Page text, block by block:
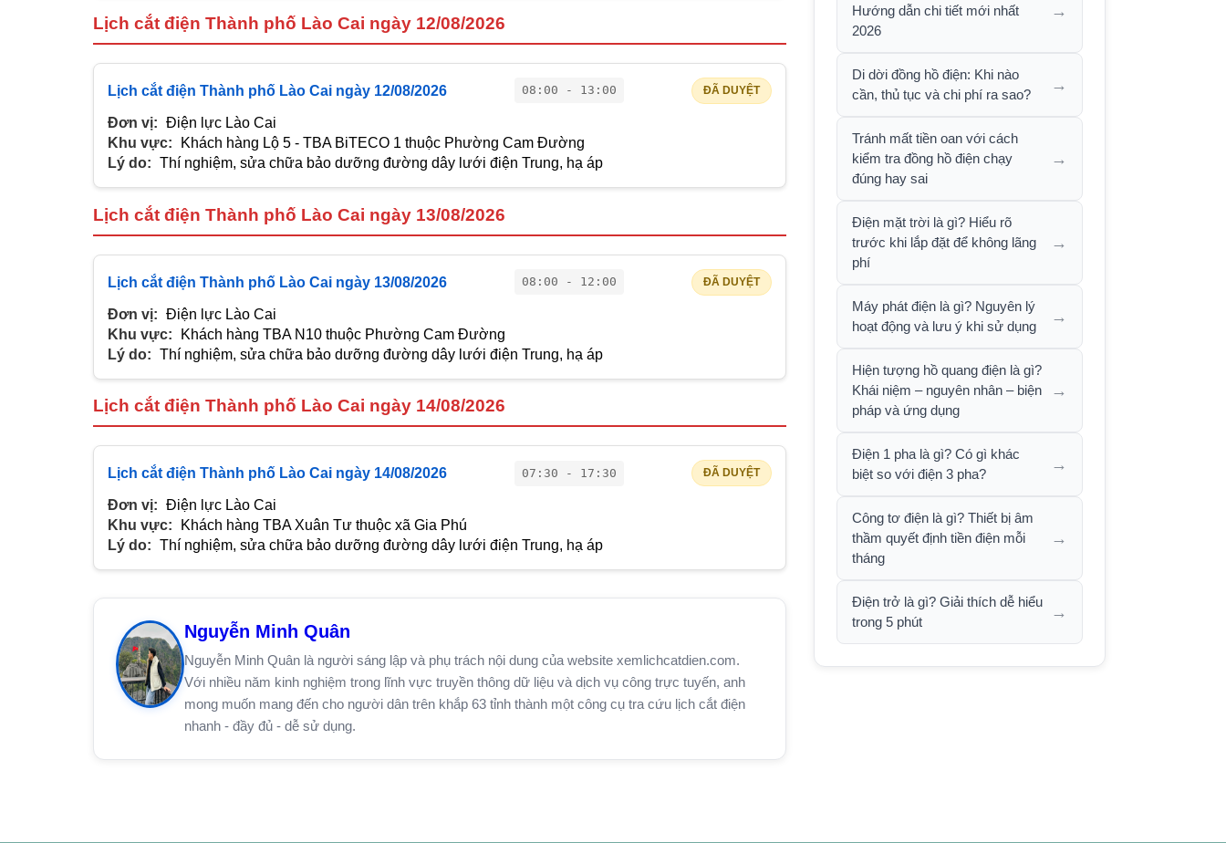
Lịch cắt điện Thành phố Lào Cai ngày 12/08/2026
Lịch cắt điện Thành phố Lào Cai ngày 12/08/2026 08:00 - 13:00 ĐÃ DUYỆT
Đơn vị: Điện lực Lào Cai
Khu vực:
Khách hàng Lộ 5 - TBA BiTECO 1 thuộc Phường Cam Đường
Lý do: Thí nghiệm, sửa chữa bảo dưỡng đường dây lưới điện Trung, hạ áp
Lịch cắt điện Thành phố Lào Cai ngày 13/08/2026
Lịch cắt điện Thành phố Lào Cai ngày 13/08/2026 08:00 - 12:00 ĐÃ DUYỆT
Đơn vị: Điện lực Lào Cai
Khu vực:
Khách hàng TBA N10 thuộc Phường Cam Đường
Lý do: Thí nghiệm, sửa chữa bảo dưỡng đường dây lưới điện Trung, hạ áp
Lịch cắt điện Thành phố Lào Cai ngày 14/08/2026
Lịch cắt điện Thành phố Lào Cai ngày 14/08/2026 07:30 - 17:30 ĐÃ DUYỆT
Đơn vị: Điện lực Lào Cai
Khu vực:
Khách hàng TBA Xuân Tư thuộc xã Gia Phú
Lý do: Thí nghiệm, sửa chữa bảo dưỡng đường dây lưới điện Trung, hạ áp
Nguyễn Minh Quân
Nguyễn Minh Quân là người sáng lập và phụ trách nội dung của website xemlichcatdien.com.
Với nhiều năm kinh nghiệm trong lĩnh vực truyền thông dữ liệu và dịch vụ công trực tuyến, anh
mong muốn mang đến cho người dân trên khắp 63 tỉnh thành một công cụ tra cứu lịch cắt điện
nhanh - đầy đủ - dễ sử dụng.
Hướng dẫn chi tiết mới nhất
2026
→
Di dời đồng hồ điện: Khi nào
cần, thủ tục và chi phí ra sao?
→
Tránh mất tiền oan với cách
kiểm tra đồng hồ điện chạy
đúng hay sai
→
Điện mặt trời là gì? Hiểu rõ
trước khi lắp đặt để không lãng
phí
→
Máy phát điện là gì? Nguyên lý
hoạt động và lưu ý khi sử dụng
→
Hiện tượng hồ quang điện là gì?
Khái niệm – nguyên nhân – biện
pháp và ứng dụng
→
Điện 1 pha là gì? Có gì khác
biệt so với điện 3 pha?
→
Công tơ điện là gì? Thiết bị âm
thầm quyết định tiền điện mỗi
tháng
→
Điện trở là gì? Giải thích dễ hiểu
trong 5 phút
→